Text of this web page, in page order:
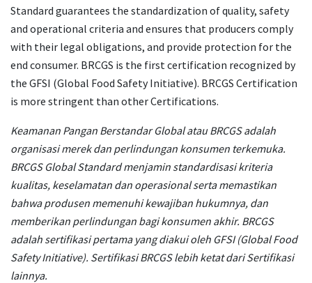
Standard guarantees the standardization of quality, safety
and operational criteria and ensures that producers comply
with their legal obligations, and provide protection for the
end consumer. BRCGS is the first certification recognized by
the GFSI (Global Food Safety Initiative). BRCGS Certification
is more stringent than other Certifications.
Keamanan Pangan Berstandar Global atau BRCGS adalah
organisasi merek dan perlindungan konsumen terkemuka.
BRCGS Global Standard menjamin standardisasi kriteria
kualitas, keselamatan dan operasional serta memastikan
bahwa produsen memenuhi kewajiban hukumnya, dan
memberikan perlindungan bagi konsumen akhir. BRCGS
adalah sertifikasi pertama yang diakui oleh GFSI (Global Food
Safety Initiative). Sertifikasi BRCGS lebih ketat dari Sertifikasi
lainnya.